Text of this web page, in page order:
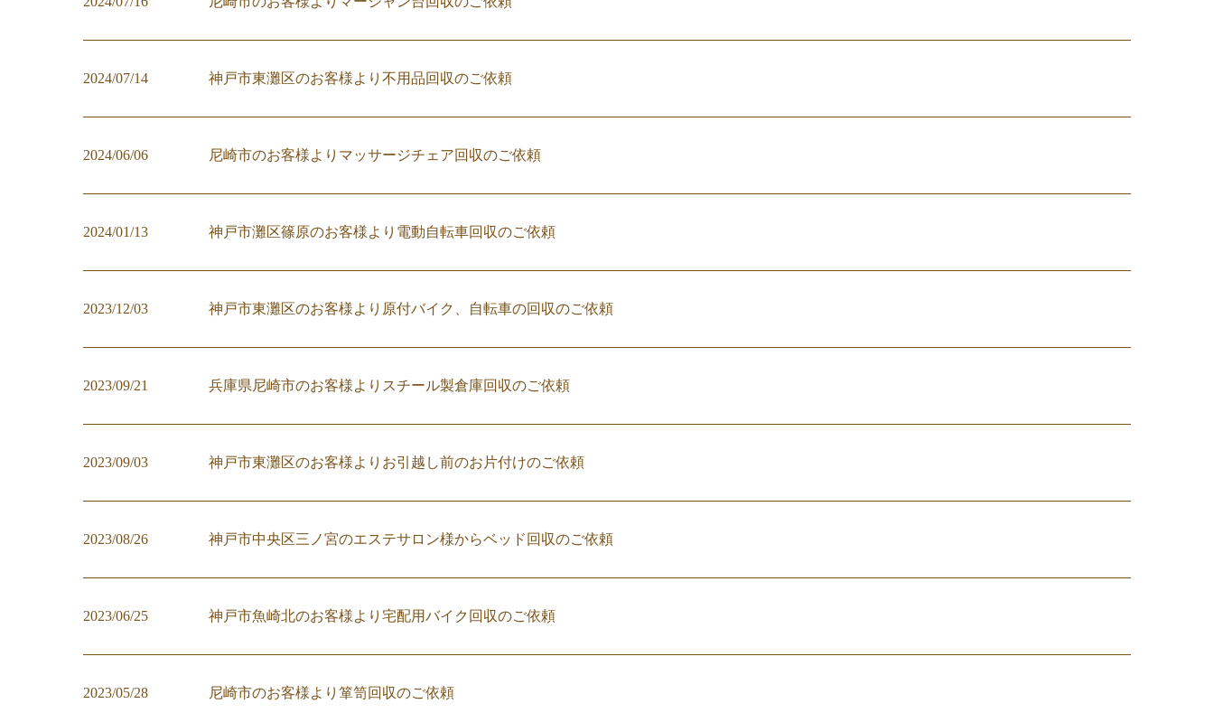
2024/07/14 神戸市東灘区のお客様より不用品回収のご依頼
2024/06/06 尼崎市のお客様よりマッサージチェア回収のご依頼
2024/01/13 神戸市灘区篠原のお客様より電動自転車回収のご依頼
2023/12/03 神戸市東灘区のお客様より原付バイク、自転車の回収のご依頼
2023/09/21 兵庫県尼崎市のお客様よりスチール製倉庫回収のご依頼
2023/09/03 神戸市東灘区のお客様よりお引越し前のお片付けのご依頼
2023/08/26 神戸市中央区三ノ宮のエステサロン様からベッド回収のご依頼
2023/06/25 神戸市魚崎北のお客様より宅配用バイク回収のご依頼
2023/05/28 尼崎市のお客様より箪笥回収のご依頼